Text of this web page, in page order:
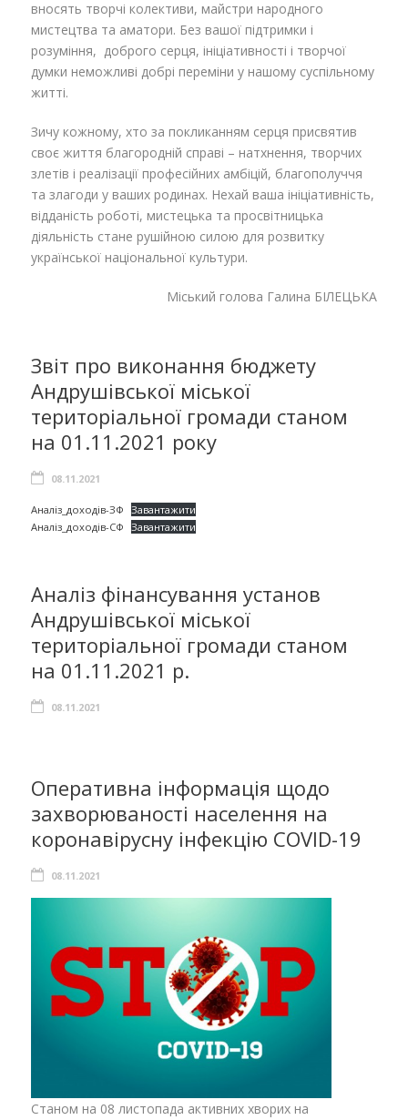
вносять творчі колективи, майстри народного
мистецтва та аматори. Без вашої підтримки і
розуміння, доброго серця, ініціативності і творчої
думки неможливі добрі переміни у нашому суспільному
житті.
Зичу кожному, хто за покликанням серця присвятив
своє життя благородній справі – натхнення, творчих
злетів і реалізації професійних амбіцій, благополуччя
та злагоди у ваших родинах. Нехай ваша ініціативність,
відданість роботі, мистецька та просвітницька
діяльність стане рушійною силою для розвитку
української національної культури.
Міський голова Галина БІЛЕЦЬКА
Звіт про виконання бюджету
Андрушівської міської
територіальної громади станом
на 01.11.2021 року
08.11.2021
Аналіз_доходів-ЗФ
Завантажити
Аналіз_доходів-СФ
Завантажити
Аналіз фінансування установ
Андрушівської міської
територіальної громади станом
на 01.11.2021 р.
08.11.2021
Оперативна інформація щодо
захворюваності населення на
коронавірусну інфекцію COVID-19
08.11.2021
Станом на 08 листопада активних хворих на